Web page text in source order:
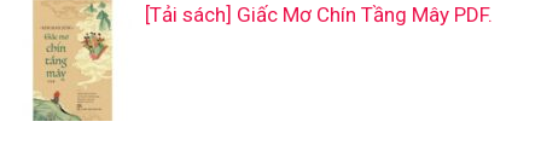
[Tải sách] Giấc Mơ Chín Tầng Mây PDF.